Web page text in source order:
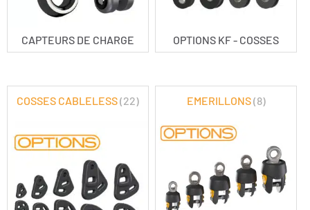
CAPTEURS DE CHARGE OPTIONS KF - COSSES
COSSES CABLELESS(22) EMERILLONS(8)